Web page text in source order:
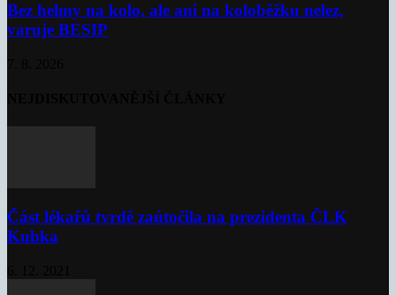
Bez helmy na kolo, ale ani na koloběžku nelez,
varuje BESIP
Část lékařů tvrdě zaútočila na prezidenta ČLK
Kubka